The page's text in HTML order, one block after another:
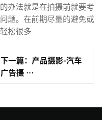
办法就是在拍摄前就要考
题。在前期尽量的避免或
松很多
下一篇：产品摄影-汽车
广告摄 …